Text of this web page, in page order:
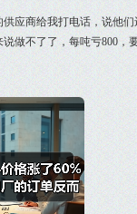
应商给我打电话，说他们
做不了了，每吨亏800，